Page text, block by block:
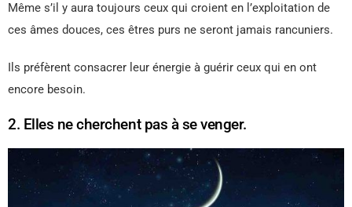
Même s’il y aura toujours ceux qui croient en l’exploitation de
ces âmes douces, ces êtres purs ne seront jamais rancuniers.
Ils préfèrent consacrer leur énergie à guérir ceux qui en ont
encore besoin.
2. Elles ne cherchent pas à se venger.